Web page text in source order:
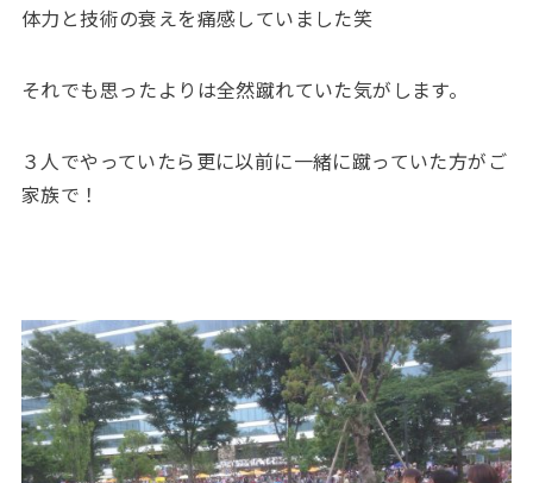
体力と技術の衰えを痛感していました笑
それでも思ったよりは全然蹴れていた気がします。
３人でやっていたら更に以前に一緒に蹴っていた方がご
家族で！